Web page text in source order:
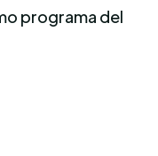
programa del